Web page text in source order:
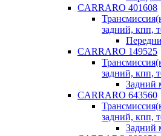
CARRARO 401608
задний, кпп,
CARRARO 149525
задний, кпп,
Задний
CARRARO 643560
задний, кпп,
Задний